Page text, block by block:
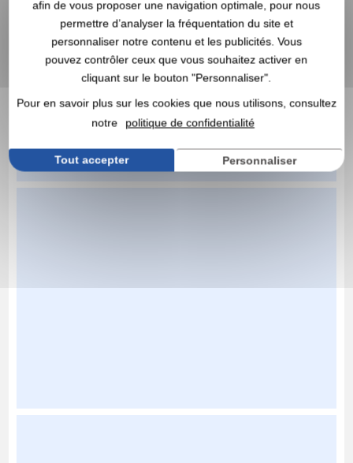
afin de vous proposer une navigation optimale, pour nous
permettre d’analyser la fréquentation du site et
personnaliser notre contenu et les publicités. Vous
pouvez contrôler ceux que vous souhaitez activer en
cliquant sur le bouton "Personnaliser".
Pour en savoir plus sur les cookies que nous utilisons, consultez
notre
politique de confidentialité
Tout accepter Personnaliser